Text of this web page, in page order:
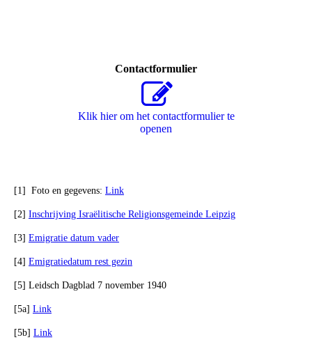
Contactformulier
Klik hier om het contactformulier te
openen
[1] Foto en gegevens: Link
[2] Inschrijving Israëlitische Religionsgemeinde Leipzig
[3] Emigratie datum vader
[4] Emigratiedatum rest gezin
[5] Leidsch Dagblad 7 november 1940
[5a] Link
[5b] Link